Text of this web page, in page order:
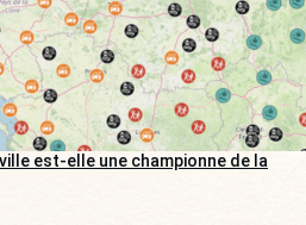
est-elle une championne de la